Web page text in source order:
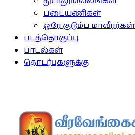
படையணிகள்
ஒரே குடும்ப மாவீரர்கள்
படத்தொகுப்பு
பாடல்கள்
தொடர்புகளுக்கு